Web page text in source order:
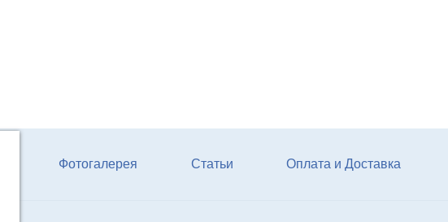
Фотогалерея Статьи Оплата и Доставка